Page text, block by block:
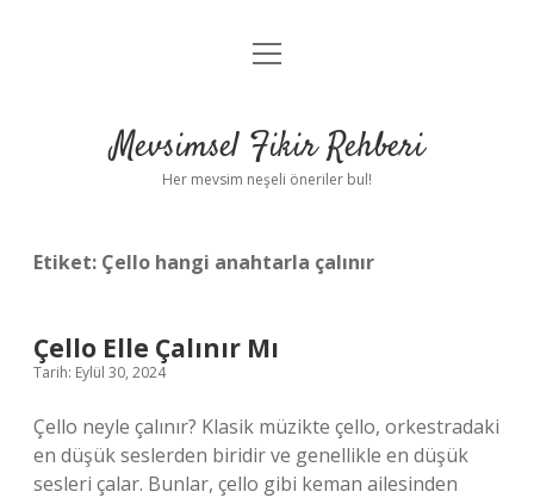
Anasayfa
Yasal Uyarı
menüyü
Mevsimsel Fikir Rehberi
Her mevsim neşeli öneriler bul!
Etiket: Çello hangi anahtarla çalınır
Çello Elle Çalınır Mı
Tarih: Eylül 30, 2024
Çello neyle çalınır? Klasik müzikte çello, orkestradaki
en düşük seslerden biridir ve genellikle en düşük
sesleri çalar. Bunlar, çello gibi keman ailesinden